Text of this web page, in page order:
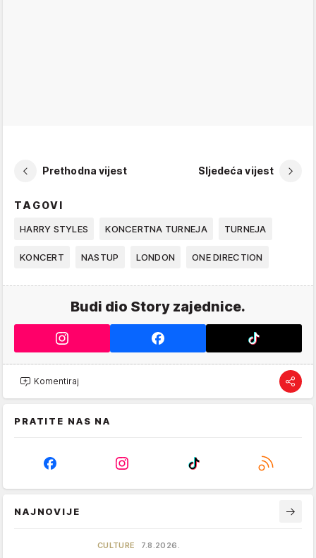
Prethodna vijest Sljedeća vijest
TAGOVI
HARRY STYLES KONCERTNA TURNEJA TURNEJA
KONCERT NASTUP LONDON ONE DIRECTION
Budi dio Story zajednice.
Komentiraj
PRATITE NAS NA
NAJNOVIJE
CULTURE 7.8.2026.